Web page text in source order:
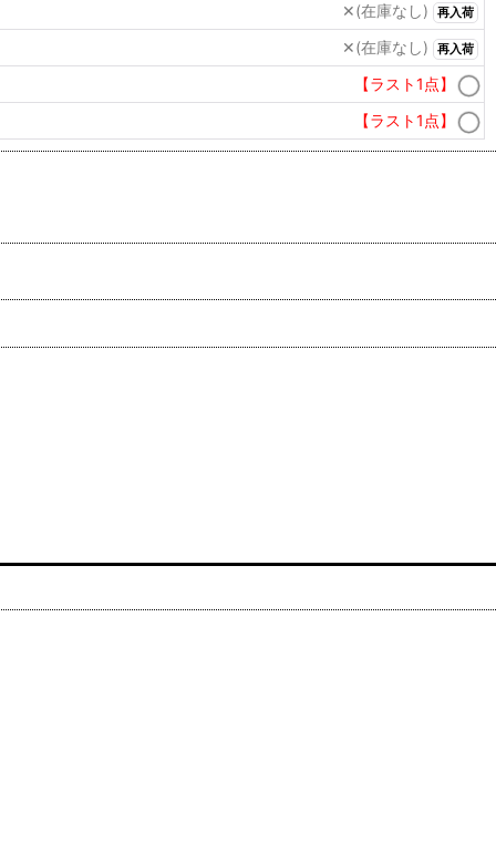
✕(在庫なし)
再入荷
✕(在庫なし) 再入荷
【ラスト1点】
【ラスト1点】